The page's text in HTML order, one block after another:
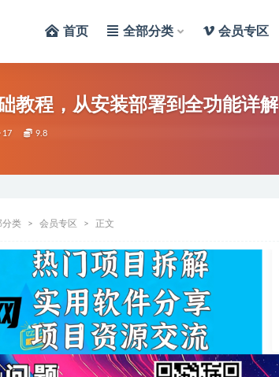
首页 全部分类 会员专区
教程，从安装部署到全功能详解
17 9.8
分类 会员专区 正文